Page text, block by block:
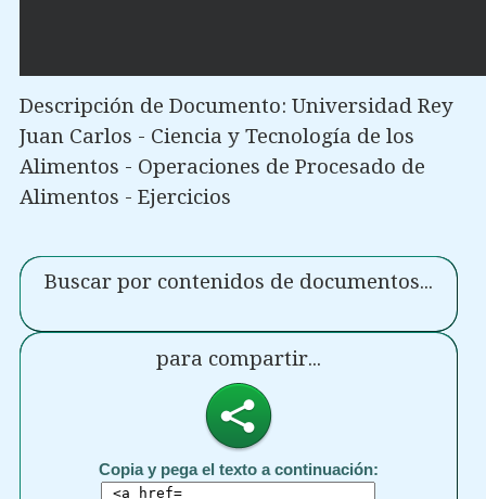
Descripción de Documento: Universidad Rey
Juan Carlos - Ciencia y Tecnología de los
Alimentos - Operaciones de Procesado de
Alimentos - Ejercicios
Buscar por contenidos de documentos...
para compartir...
Copia y pega el texto a continuación: